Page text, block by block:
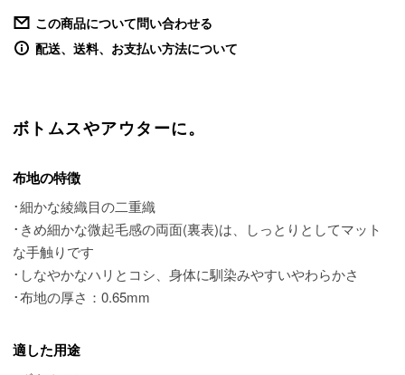
この商品について問い合わせる
配送、送料、お支払い方法について
ボトムスやアウターに。
布地の特徴
･細かな綾織目の二重織
･きめ細かな微起毛感の両面(裏表)は、しっとりとしてマット
な手触りです
･しなやかなハリとコシ、身体に馴染みやすいやわらかさ
･布地の厚さ：0.65mm
適した用途